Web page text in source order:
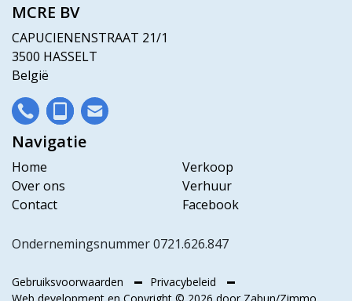
MCRE BV
CAPUCIENENSTRAAT 21/1
3500 HASSELT
België
Navigatie
Home
Over ons
Contact
Verkoop
Verhuur
Facebook
Ondernemingsnummer 0721.626.847
Gebruiksvoorwaarden
Privacybeleid